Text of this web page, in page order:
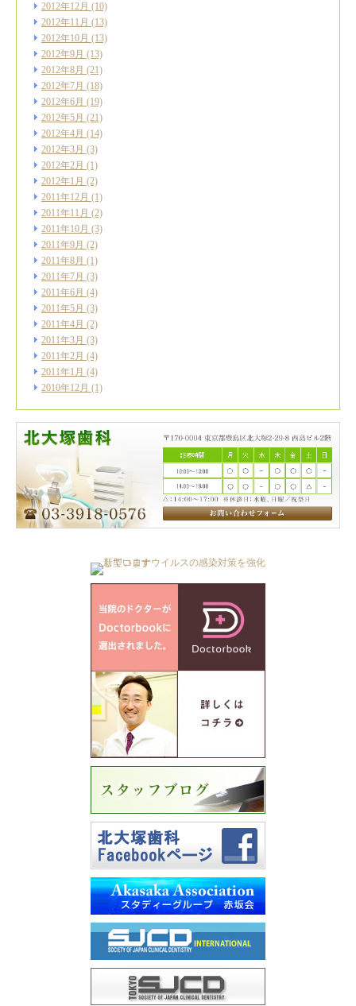
2012年12月 (10)
2012年11月 (13)
2012年10月 (13)
2012年9月 (13)
2012年8月 (21)
2012年7月 (18)
2012年6月 (19)
2012年5月 (21)
2012年4月 (14)
2012年3月 (3)
2012年2月 (1)
2012年1月 (2)
2011年12月 (1)
2011年11月 (2)
2011年10月 (3)
2011年9月 (2)
2011年8月 (1)
2011年7月 (3)
2011年6月 (4)
2011年5月 (3)
2011年4月 (2)
2011年3月 (3)
2011年2月 (4)
2011年1月 (4)
2010年12月 (1)